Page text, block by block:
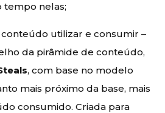
tempo nelas;
utilizar e consumir –
da pirâmide de conteúdo,
, com base no modelo
mais próximo da base, mais
consumido. Criada para